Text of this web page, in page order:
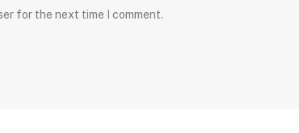
for the next time I comment.